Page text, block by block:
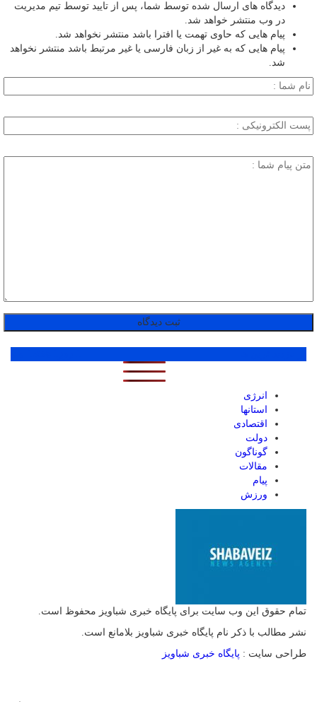
دیدگاه های ارسال شده توسط شما، پس از تایید توسط تیم مدیریت
در وب منتشر خواهد شد.
پیام هایی که حاوی تهمت یا افترا باشد منتشر نخواهد شد.
پیام هایی که به غیر از زبان فارسی یا غیر مرتبط باشد منتشر نخواهد
شد.
انرژی
استانها
اقتصادی
دولت
گوناگون
مقالات
پیام
ورزش
تمام حقوق این وب سایت برای پایگاه خبری شباویز محفوظ است.
نشر مطالب با ذکر نام پایگاه خبری شباویز بلامانع است.
طراحی سایت : پایگاه خبری شباویز